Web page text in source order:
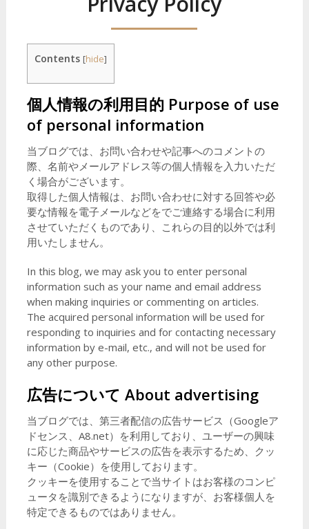
Contents [hide]
個人情報の利用目的 Purpose of use
of personal information
当ブログでは、お問い合わせや記事へのコメントの
際、名前やメールアドレス等の個人情報を入力いただ
く場合がございます。
取得した個人情報は、お問い合わせに対する回答や必
要な情報を電子メールなどをでご連絡する場合に利用
させていただくものであり、これらの目的以外では利
用いたしません。
In this blog, we may ask you to enter personal
information such as your name and email address
when making inquiries or commenting on articles.
The acquired personal information will be used for
responding to inquiries and for contacting necessary
information by e-mail, etc., and will not be used for
any other purpose.
広告について About advertising
当ブログでは、第三者配信の広告サービス（Googleア
ドセンス、A8.net）を利用しており、ユーザーの興味
に応じた商品やサービスの広告を表示するため、クッ
キー（Cookie）を使用しております。
クッキーを使用することで当サイトはお客様のコンピ
ュータを識別できるようになりますが、お客様個人を
特定できるものではありません。